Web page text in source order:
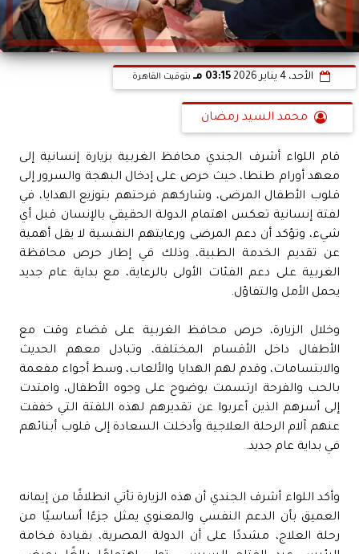
الأحد، 4 يناير 2026 03:15 مـ بتوقيت القاهرة
محمد السيد رمضان
قام اللواء أشرف الجندي محافظ الغربية بزيارة إنسانية إلى
معهد أورام طنطا، حيث حرص على إدخال البهجة والسرور إلى
قلوب الأطفال المرضى، وشاركهم فرحتهم بتوزيع الهدايا، في
لفتة إنسانية تعكس اهتمام الدولة الحقيقي بالإنسان قبل أي
شيء، وتؤكد أن دعم المرضى ورعايتهم النفسية لا يقل أهمية
عن تقديم الخدمة الطبية، وذلك في إطار حرص محافظة
الغربية على دعم الفئات الأولى بالرعاية، مع بداية عام جديد
يحمل الأمل والتفاؤل.
وخلال الزيارة، حرص محافظ الغربية على قضاء وقت مع
الأطفال داخل الأقسام المختلفة، وتبادل معهم الحديث
والابتسامات، وقدم لهم الهدايا والألعاب، وسط أجواء مفعمة
بالحب والفرحة ارتسمت بوضوح على وجوه الأطفال، وامتدت
إلى أسرهم الذين أعربوا عن تقديرهم لهذه اللفتة التي خففت
عنهم آلام الرحلة العلاجية وأدخلت السعادة إلى قلوب أبنائهم
في بداية عام جديد.
وأكد اللواء أشرف الجندي أن هذه الزيارة تأتي انطلاقًا من إيمانه
العميق بأن الدعم النفسي والمعنوي يمثل جزءًا أساسيًا من
رحلة العلاج، مشددًا على أن الدولة المصرية، بقيادة فخامة